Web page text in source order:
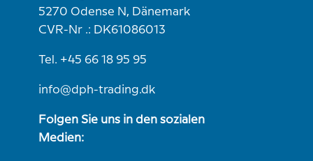
5270 Odense N, Dänemark
CVR-Nr .: DK61086013
Tel. +45 66 18 95 95
info@dph-trading.dk
Folgen Sie uns in den sozialen
Medien: